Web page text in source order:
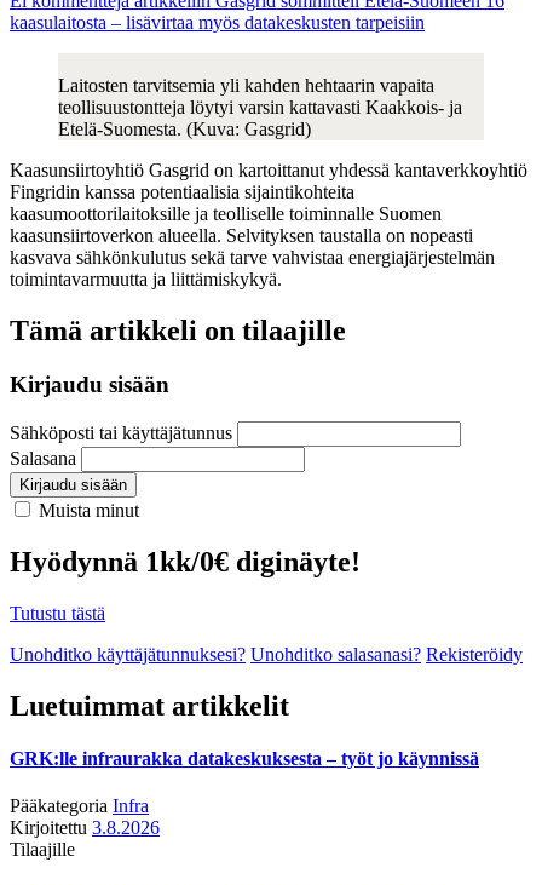
kaasulaitosta – lisävirtaa myös datakeskusten tarpeisiin
Laitosten tarvitsemia yli kahden hehtaarin vapaita
teollisuustontteja löytyi varsin kattavasti Kaakkois- ja
Etelä-Suomesta. (Kuva: Gasgrid)
Kaasunsiirtoyhtiö Gasgrid on kartoittanut yhdessä kantaverkkoyhtiö
Fingridin kanssa potentiaalisia sijaintikohteita
kaasumoottorilaitoksille ja teolliselle toiminnalle Suomen
kaasunsiirtoverkon alueella. Selvityksen taustalla on nopeasti
kasvava sähkönkulutus sekä tarve vahvistaa energiajärjestelmän
toimintavarmuutta ja liittämiskykyä.
Tämä artikkeli on tilaajille
Kirjaudu sisään
Sähköposti tai käyttäjätunnus
Salasana
Kirjaudu sisään
Muista minut
Hyödynnä 1kk/0€ diginäyte!
Tutustu tästä
Unohditko käyttäjätunnuksesi? Unohditko salasanasi? Rekisteröidy
Luetuimmat artikkelit
GRK:lle infraurakka datakeskuksesta – työt jo käynnissä
Pääkategoria Infra
Kirjoitettu 3.8.2026
Tilaajille